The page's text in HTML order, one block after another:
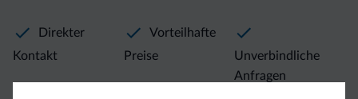
Direkter
Kontakt
Vorteilhafte
Preise
Unverbindliche
Anfragen